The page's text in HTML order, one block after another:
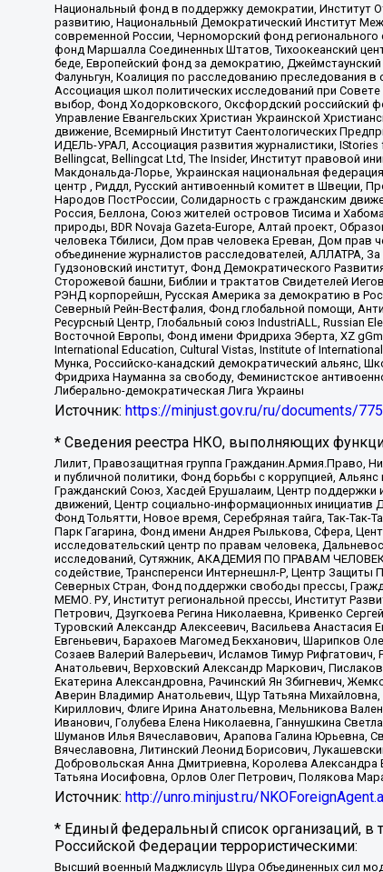
Национальный фонд в поддержку демократии,
развитию, Национальный Демократический Институт
современной России, Черноморский фонд
фонд Маршалла Соединенных Штатов, Тихоокеанский
беде, Европейский фонд за демократию,
Фалуньгун, Коалиция по расследованию преследования
Ассоциация школ политических исследований при
выбор, Фонд Ходорковского, Оксфордский российский
Управление Евангельских Христиан Украинской
движение, Всемирный Институт Саентологических
ИДЕЛЬ-УРАЛ, Ассоциация развития журналистики,
Bellingcat, Bellingcat Ltd, The Insider, Институт правовой
Макдональда-Лорье, Украинская национальная
центр , Риддл, Русский антивоенный комитет в Швеции,
Народов ПостРоссии, Солидарность с гражданским
Россия, Беллона, Союз жителей островов Тисима и
природы, BDR Novaja Gazeta-Europe, Алтай проект,
человека Тбилиси, Дом прав человека Ереван, Дом прав
объединение журналистов расследователей, АЛЛАТРА,
Гудзоновский институт, Фонд Демократического
Сторожевой башни, Библии и трактатов Свидетелей
РЭНД корпорейшн, Русская Америка за демократию в
Северный Рейн-Вестфалия, Фонд глобальной помощи,
Ресурсный Центр, Глобальный союз IndustriALL, Russian
Восточной Европы, Фонд имени Фридриха Эберта, XZ
International Education, Cultural Vistas, Institute of
Мунка, Российско-канадский демократический альянс,
Фридриха Науманна за свободу, Феминистское
Либерально-демократическая Лига Украины
Источник: https://minjust.gov.ru/ru/documents/
* Сведения реестра НКО, выполняющих
Лилит, Правозащитная группа Гражданин.Армия.Право,
и публичной политики, Фонд борьбы с коррупцией,
Гражданский Союз, Хасдей Ерушалаим, Центр поддержки
движений, Центр социально-информационных
Фонд Тольятти, Новое время, Серебряная тайга, Так-
Парк Гагарина, Фонд имени Андрея Рылькова, Сфера,
исследовательский центр по правам человека,
исследований, Сутяжник, АКАДЕМИЯ ПО ПРАВАМ
содействие, Трансперенси Интернешнл-Р, Центр Защиты
Северных Стран, Фонд поддержки свободы прессы,
МЕМО. РУ, Институт региональной прессы, Институт
Петрович, Дзугкоева Регина Николаевна, Кривенко
Туровский Александр Алексеевич, Васильева Анастасия
Евгеньевич, Барахоев Магомед Бекханович, Шарипков
Созаев Валерий Валерьевич, Исламов Тимур
Анатольевич, Верховский Александр Маркович,
Екатерина Александровна, Рачинский Ян Збигневич,
Аверин Владимир Анатольевич, Щур Татьяна
Кириллович, Флиге Ирина Анатольевна, Мельникова
Иванович, Голубева Елена Николаевна, Ганнушкина
Шуманов Илья Вячеславович, Арапова Галина Юрьевна,
Вячеславовна, Литинский Леонид Борисович,
Добровольская Анна Дмитриевна, Королева
Татьяна Иосифовна, Орлов Олег Петрович, Полякова
Источник: http://unro.minjust.ru/
* Единый федеральный список организаций, в
Российской Федерации террористическими:
Высший военный Маджлисуль Шура Объединенных сил